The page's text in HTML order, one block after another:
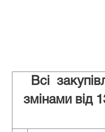
Всі
змінами від